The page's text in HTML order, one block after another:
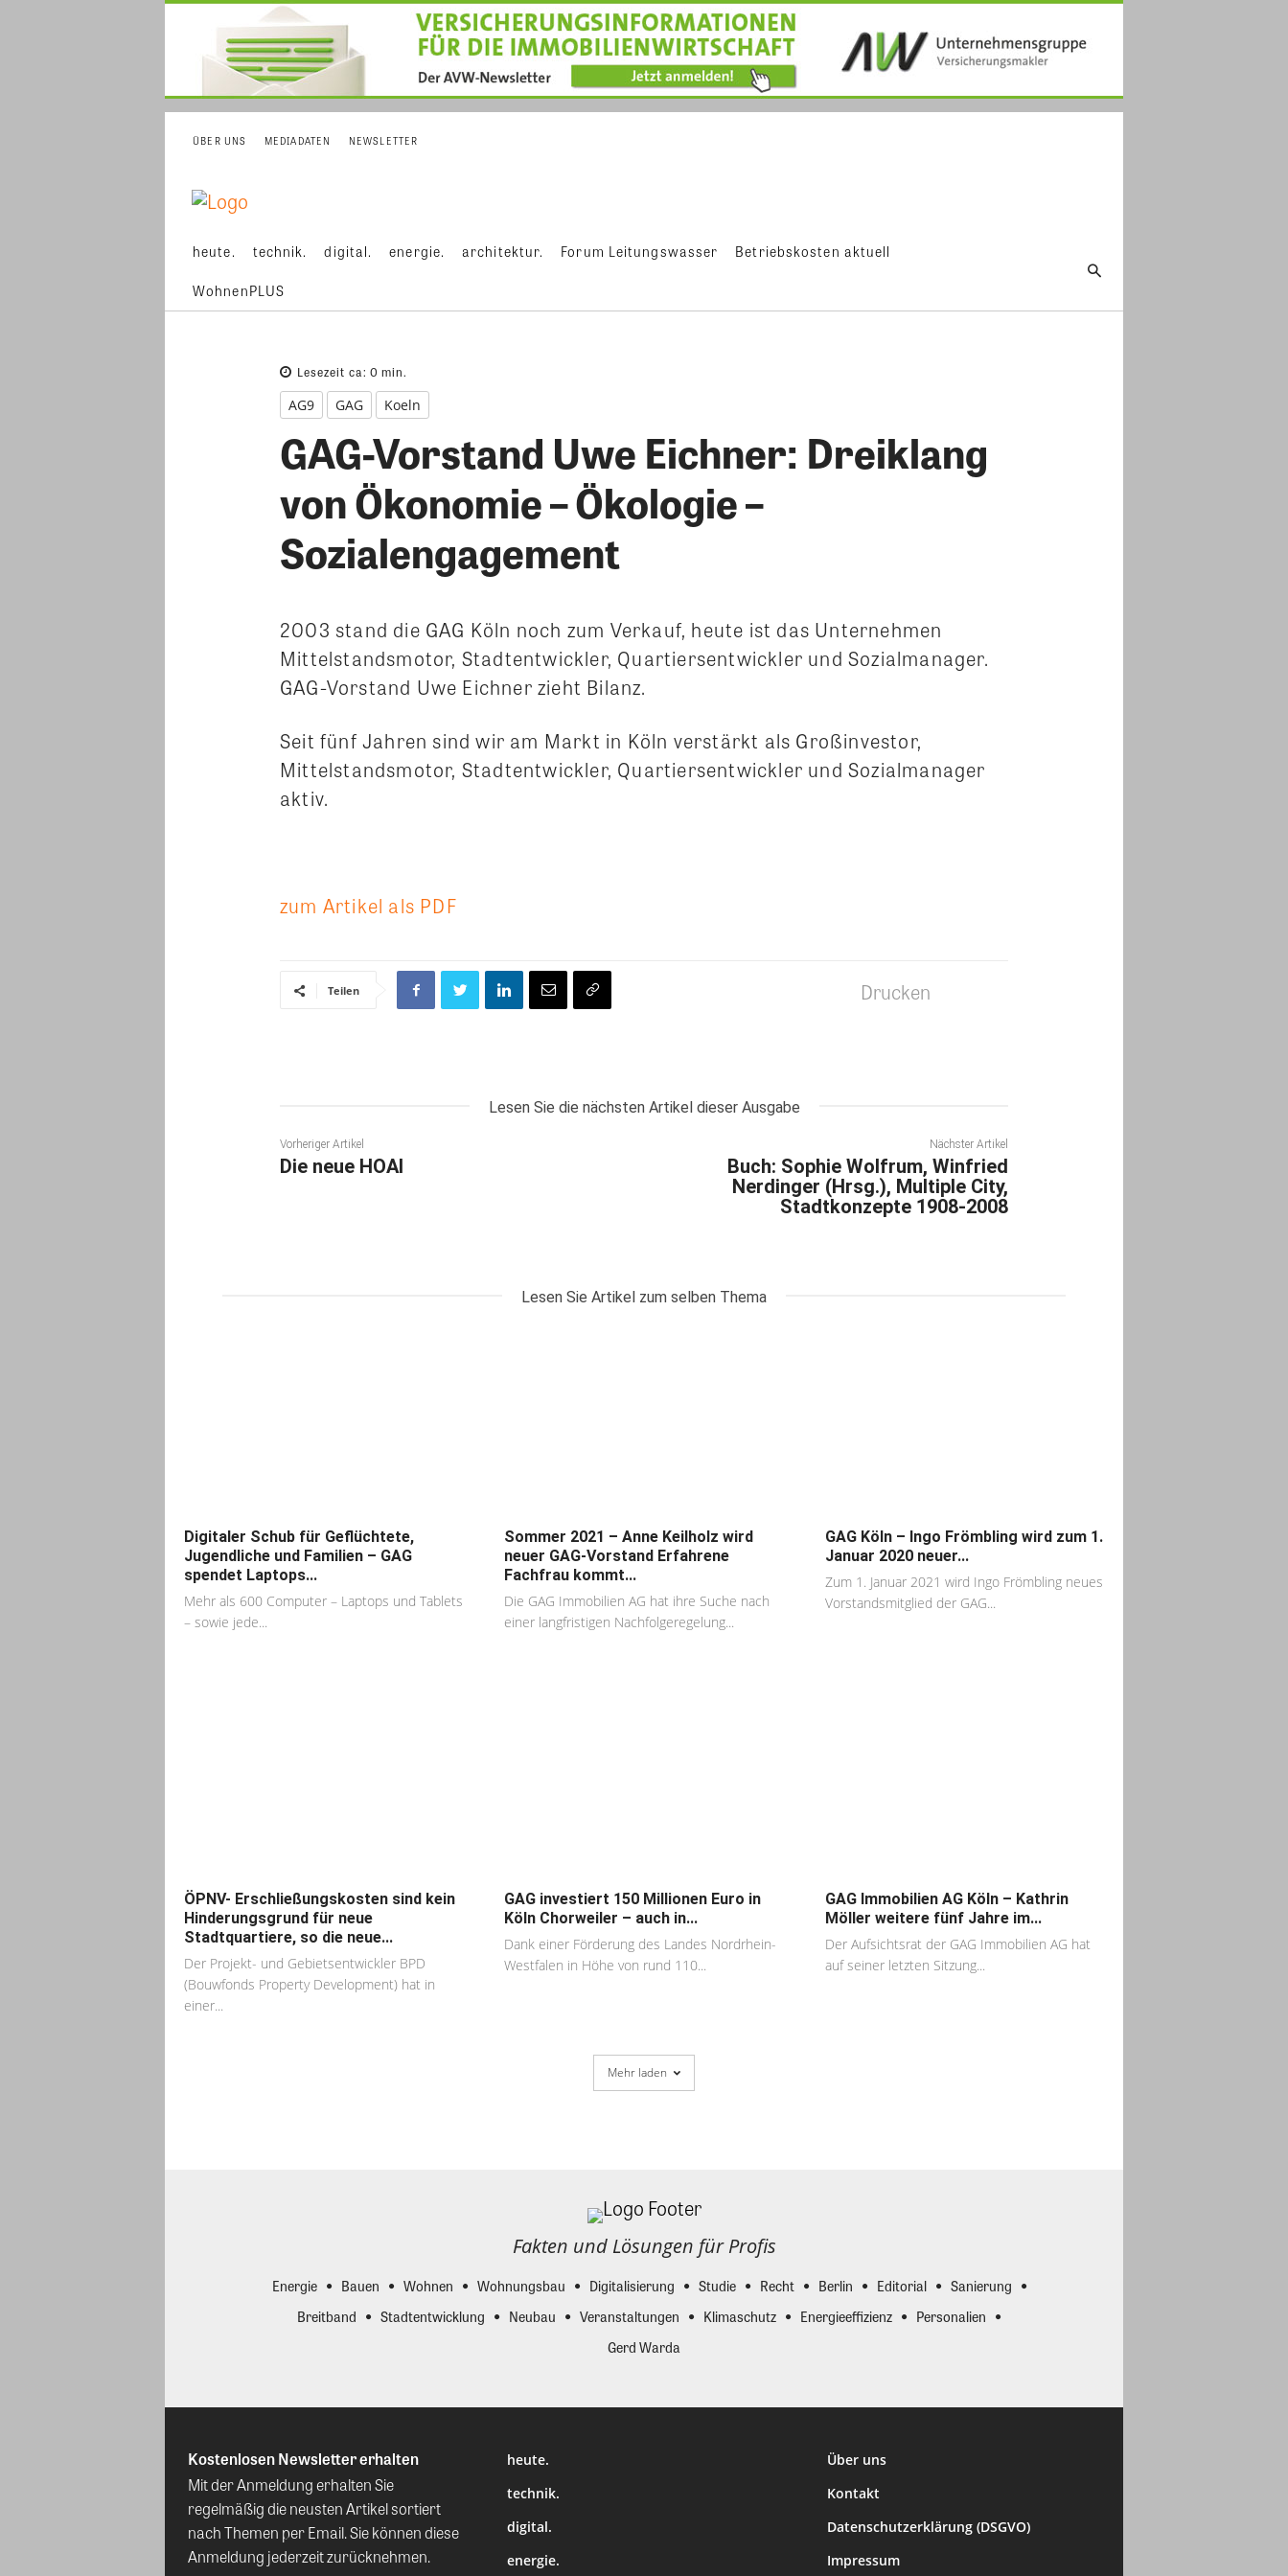
ÜBER UNS MEDIADATEN NEWSLETTER
heute. technik. digital. energie. architektur. Forum Leitungswasser Betriebskosten aktuell
WohnenPLUS
Lesezeit ca: 0 min.
AG9 GAG Koeln
GAG-Vorstand Uwe Eichner: Dreiklang
von Ökonomie – Ökologie –
Sozialengagement
2003 stand die GAG Köln noch zum Verkauf, heute ist das Unternehmen
Mittelstandsmotor, Stadtentwickler, Quartiersentwickler und Sozialmanager.
GAG-Vorstand Uwe Eichner zieht Bilanz.
Seit fünf Jahren sind wir am Markt in Köln verstärkt als Großinvestor,
Mittelstandsmotor, Stadtentwickler, Quartiersentwickler und Sozialmanager
aktiv.
zum Artikel als PDF
Teilen Drucken
Lesen Sie die nächsten Artikel dieser Ausgabe
Vorheriger Artikel
Die neue HOAI
Nächster Artikel
Buch: Sophie Wolfrum, Winfried
Nerdinger (Hrsg.), Multiple City,
Stadtkonzepte 1908-2008
Lesen Sie Artikel zum selben Thema
Digitaler Schub für Geflüchtete,
Jugendliche und Familien – GAG
spendet Laptops...
Mehr als 600 Computer – Laptops und Tablets
– sowie jede...
Sommer 2021 – Anne Keilholz wird
neuer GAG-Vorstand Erfahrene
Fachfrau kommt...
Die GAG Immobilien AG hat ihre Suche nach
einer langfristigen Nachfolgeregelung...
GAG Köln – Ingo Frömbling wird zum 1.
Januar 2020 neuer...
Zum 1. Januar 2021 wird Ingo Frömbling neues
Vorstandsmitglied der GAG...
ÖPNV- Erschließungskosten sind kein
Hinderungsgrund für neue
Stadtquartiere, so die neue...
Der Projekt- und Gebietsentwickler BPD
(Bouwfonds Property Development) hat in
einer...
GAG investiert 150 Millionen Euro in
Köln Chorweiler – auch in...
Dank einer Förderung des Landes Nordrhein-
Westfalen in Höhe von rund 110...
GAG Immobilien AG Köln – Kathrin
Möller weitere fünf Jahre im...
Der Aufsichtsrat der GAG Immobilien AG hat
auf seiner letzten Sitzung...
Mehr laden
Fakten und Lösungen für Profis
Energie Bauen Wohnen Wohnungsbau Digitalisierung Studie Recht Berlin Editorial
Sanierung
Breitband
Stadtentwicklung Neubau Veranstaltungen Klimaschutz Energieeffizienz
Personalien
Gerd Warda
Kostenlosen Newsletter erhalten
Mit der Anmeldung erhalten Sie
regelmäßig die neusten Artikel sortiert
nach Themen per Email. Sie können diese
Anmeldung jederzeit zurücknehmen.
heute.
technik.
digital.
energie.
Über uns
Kontakt
Datenschutzerklärung (DSGVO)
Impressum